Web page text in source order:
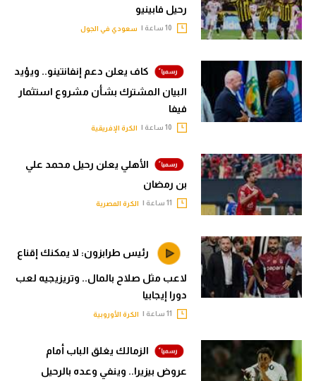
رحيل فابينيو
سعودي في الجول
كاف يعلن دعم إنفانتينو.. ويؤيد
البيان المشترك بشأن مشروع استثمار
فيفا
الكرة الإفريقية
الأهلي يعلن رحيل محمد علي
بن رمضان
الكرة المصرية
رئيس طرابزون: لا يمكنك إقناع
لاعب مثل صلاح بالمال.. وتريزيجيه لعب
دورا إيجابيا
الكرة الأوروبية
الزمالك يغلق الباب أمام
عروض بيزيرا.. وينفي وعده بالرحيل